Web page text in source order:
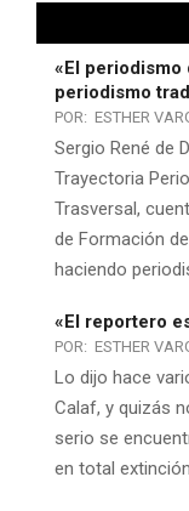
«El periodismo
periodismo
POR: ESTHER
Sergio René de
Trayectoria
Trasversal,
de Formación
haciendo
«El reportero
POR: ESTHER
Lo dijo hace
Calaf, y quizás
serio se
en total